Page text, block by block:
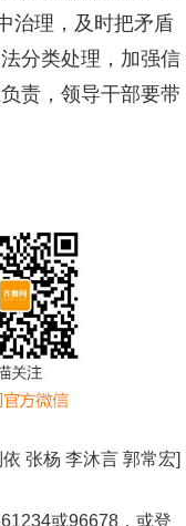
治理，及时把矛盾
分类处理，加强信
责，领导干部要带
张杨 李沐言 郭常宏]
或96678，或登